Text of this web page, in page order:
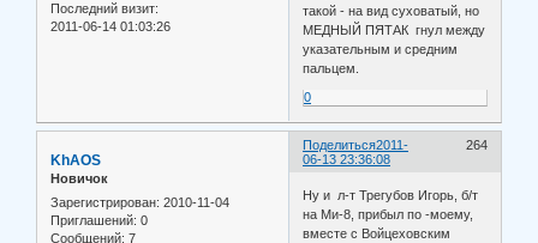
Последний визит:
2011-06-14 01:03:26
такой - на вид суховатый, но
МЕДНЫЙ ПЯТАК гнул между
указательным и средним
пальцем.
0
Поделиться 264
2011-
06-13 23:36:08
KhAOS
Новичок
Зарегистрирован: 2010-11-04
Приглашений: 0
Сообщений: 7
Ну и л-т Трегубов Игорь, б/т
на Ми-8, прибыл по -моему,
вместе с Войцеховским